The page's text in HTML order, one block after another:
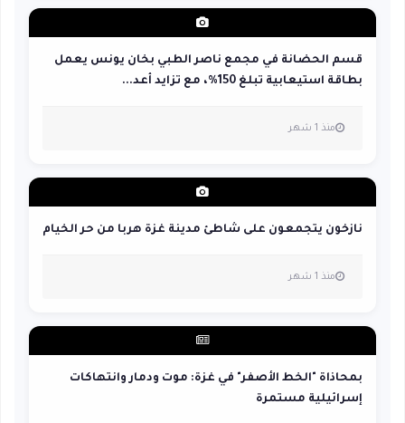
قسم الحضانة في مجمع ناصر الطبي بخان يونس يعمل
بطاقة استيعابية تبلغ 150%، مع تزايد أعد...
منذ 1 شهر
نازخون يتجمعون على شاطئ مدينة غزة هربا من حر الخيام
منذ 1 شهر
بمحاذاة "الخط الأصفر" في غزة: موت ودمار وانتهاكات
إسرائيلية مستمرة